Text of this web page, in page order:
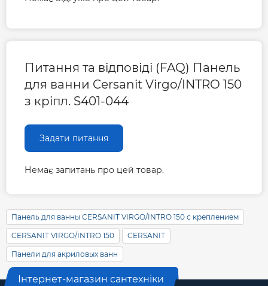
Питання та відповіді (FAQ) Панель
для ванни Cersanit Virgo/INTRO 150
з кріпл. S401-044
Задати питання
Немає запитань про цей товар.
Панель для ванны CERSANIT VIRGO/INTRO 150 с креплением
CERSANIT VIRGO/INTRO 150 CERSANIT
Панели для акриловых ванн
Інтернет-магазин сантехніки